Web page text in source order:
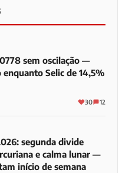
sem oscilação —
Selic de 14,5%
30 12
segunda divide
e calma lunar —
início de semana